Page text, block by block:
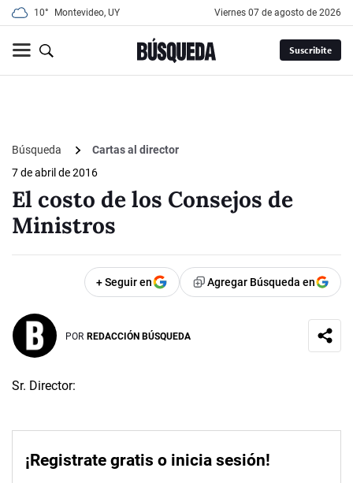
10° Montevideo, UY viernes 07 de agosto de 2026
Suscribite
Búsqueda
Cartas al director
7 de abril de 2016
El costo de los Consejos de
Ministros
+ Seguir en Agregar Búsqueda en
POR REDACCIÓN BÚSQUEDA
Sr. Director:
¡Registrate gratis o inicia sesión!